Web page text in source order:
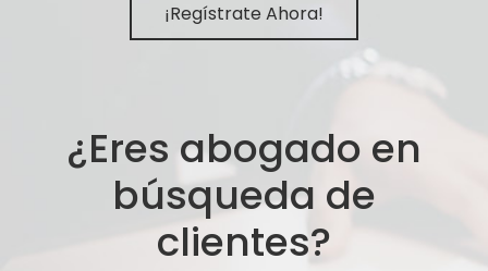
¡Regístrate Ahora!
¿Eres abogado en
búsqueda de
clientes?